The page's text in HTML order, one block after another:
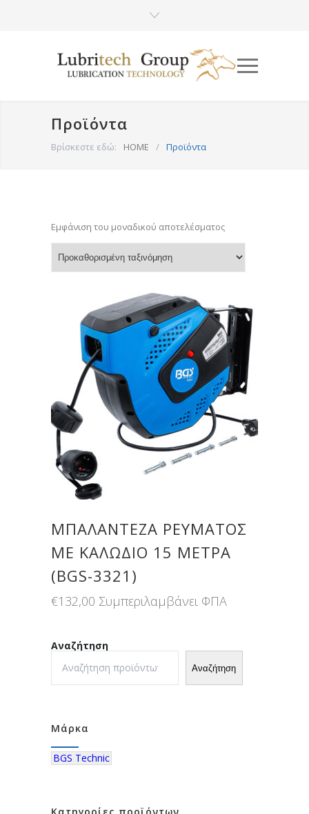
Προϊόντα
Βρίσκεστε εδώ: HOME / Προϊόντα
Εμφάνιση του μοναδικού αποτελέσματος
ΜΠΑΛΑΝΤΈΖΑ ΡΕΎΜΑΤΟΣ
ΜΕ ΚΑΛΏΔΙΟ 15 ΜΈΤΡΑ
(BGS-3321)
€132,00 Συμπεριλαμβάνει ΦΠΑ
Αναζήτηση
Αναζήτηση
Μάρκα
BGS Technic